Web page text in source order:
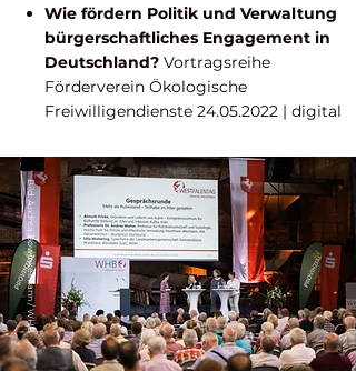
Wie fördern Politik und Verwaltung
bürgerschaftliches Engagement in
Deutschland? Vortragsreihe
Förderverein Ökologische
Freiwilligendienste 24.05.2022 | digital
Bild: Andrea Bowinkelmann / WHB